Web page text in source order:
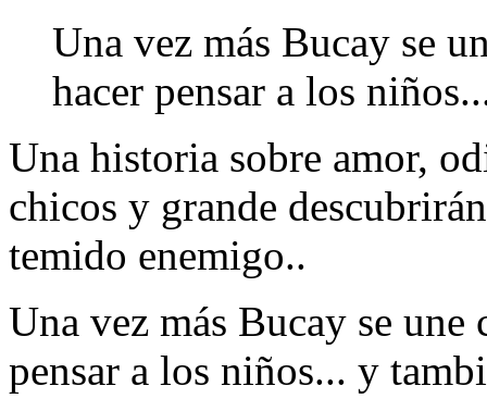
Una vez más Bucay se
hacer pensar a los
Una historia sobre amor,
chicos y grande
temido enemigo..
Una vez más Bucay se une
pensar a los niños... y